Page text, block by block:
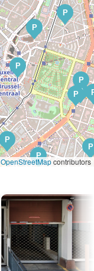
P
P
P
P
P
PP
P
P
P
P
P
P
OpenStreetMapcontributors